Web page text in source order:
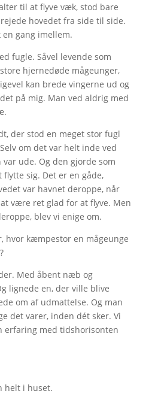
til at flyve væk, stod bare
hovedet fra side til side.
gang imellem.
fugle. Såvel levende som
hjernedøde mågeunger,
kan brede vingerne ud og
på mig. Man ved aldrig med
der stod en meget stor fugl
om det var helt inde ved
ude. Og den gjorde som
sig. Det er en gåde,
var havnet deroppe, når
være ret glad for at flyve. Men
blev vi enige om.
hvor kæmpestor en mågeunge
Med åbent næb og
lignede en, der ville blive
om af udmattelse. Og man
det varer, inden dét sker. Vi
erfaring med tidshorisonten
helt i huset.